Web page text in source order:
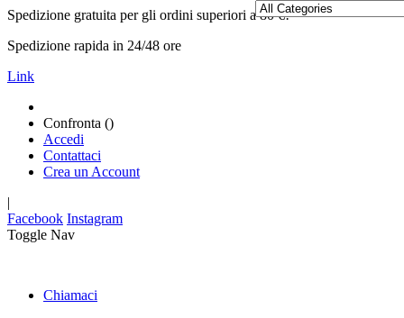
Spedizione gratuita per gli ordini superiori a 80 €!
Spedizione rapida in 24/48 ore
Link
Confronta ()
Accedi
Contattaci
Crea un Account
|
Facebook Instagram
Toggle Nav
Chiamaci